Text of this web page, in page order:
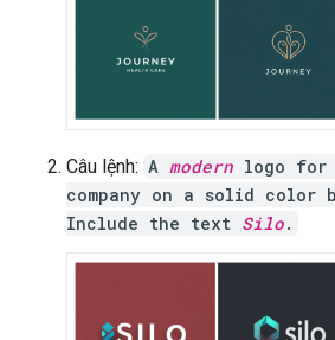
Câu lệnh: A modern logo for
company on a solid color
Include the text Silo.